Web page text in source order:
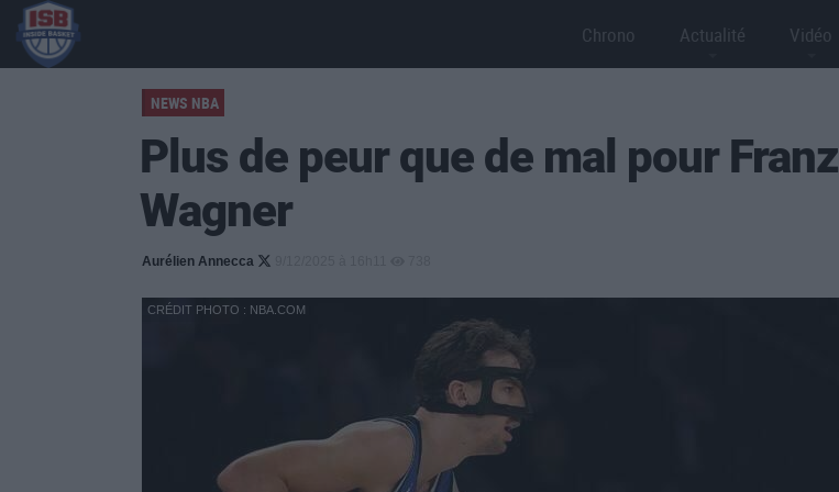
Chrono Actualité Vidéo
NEWS NBA
Plus de peur que de mal pour Franz
Wagner
Aurélien Annecca
CRÉDIT PHOTO : NBA.COM